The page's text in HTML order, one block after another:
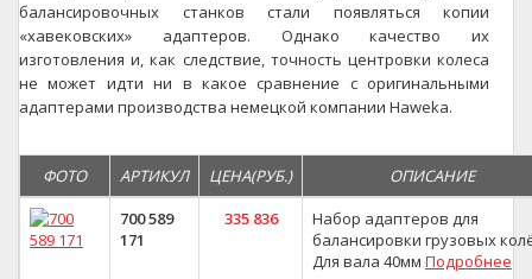
балансировочных станков стали появляться копии
«хавековских» адаптеров. Однако качество их
изготовления и, как следствие, точность центровки колеса
не может идти ни в какое сравнение с оригинальными
адаптерами производства немецкой компании Haweka.
ФОТО АРТИКУЛ ЦЕНА(РУБ.)
ОПИСАНИЕ
700 589
171
335 836
Набор адаптеров для
балансировки грузовых
Для вала 40мм Подробнее